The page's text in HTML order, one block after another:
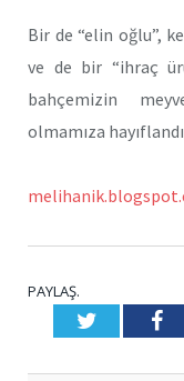
Bir de “elin oğlu”,
ve de bir “ihraç
bahçemizin
olmamıza
PAYLAŞ.
Twitter